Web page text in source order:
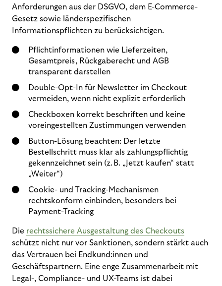
Anforderungen aus der DSGVO, dem E-Commerce-
Gesetz sowie länderspezifischen
Informationspflichten zu berücksichtigen.
Pflichtinformationen wie Lieferzeiten,
Gesamtpreis, Rückgaberecht und AGB
transparent darstellen
Double-Opt-In für Newsletter im Checkout
vermeiden, wenn nicht explizit erforderlich
Checkboxen korrekt beschriften und keine
voreingestellten Zustimmungen verwenden
Button-Lösung beachten: Der letzte
Bestellschritt muss klar als zahlungspflichtig
gekennzeichnet sein (z. B. „Jetzt kaufen“ statt
„Weiter“)
Cookie- und Tracking-Mechanismen
rechtskonform einbinden, besonders bei
Payment-Tracking
Die rechtssichere Ausgestaltung des Checkouts
schützt nicht nur vor Sanktionen, sondern stärkt auch
das Vertrauen bei Endkund:innen und
Geschäftspartnern. Eine enge Zusammenarbeit mit
Legal-, Compliance- und UX-Teams ist dabei